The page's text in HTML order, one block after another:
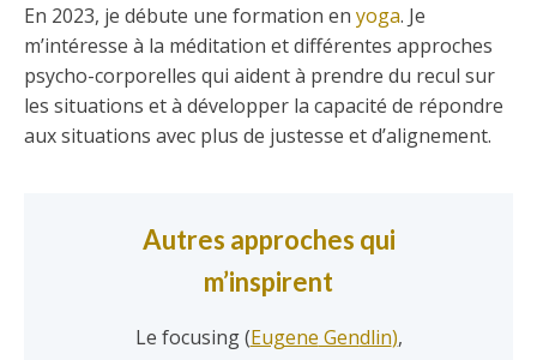
En 2023, je débute une formation en yoga. Je
m’intéresse à la méditation et différentes approches
psycho-corporelles qui aident à prendre du recul sur
les situations et à développer la capacité de répondre
aux situations avec plus de justesse et d’alignement.
Autres approches qui
m’inspirent
Le focusing (Eugene Gendlin),